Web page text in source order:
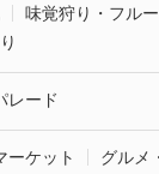
味覚狩り・フル
レード
ーケット
グルメ